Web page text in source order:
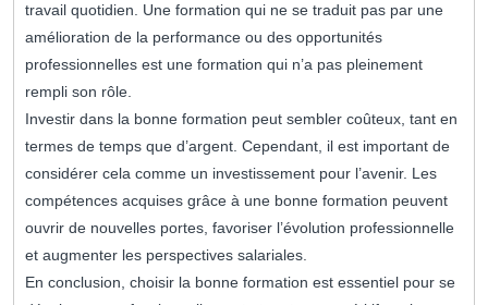
travail quotidien. Une formation qui ne se traduit pas par une
amélioration de la performance ou des opportunités
professionnelles est une formation qui n’a pas pleinement
rempli son rôle.
Investir dans la bonne formation peut sembler coûteux, tant en
termes de temps que d’argent. Cependant, il est important de
considérer cela comme un investissement pour l’avenir. Les
compétences acquises grâce à une bonne formation peuvent
ouvrir de nouvelles portes, favoriser l’évolution professionnelle
et augmenter les perspectives salariales.
En conclusion, choisir la bonne formation est essentiel pour se